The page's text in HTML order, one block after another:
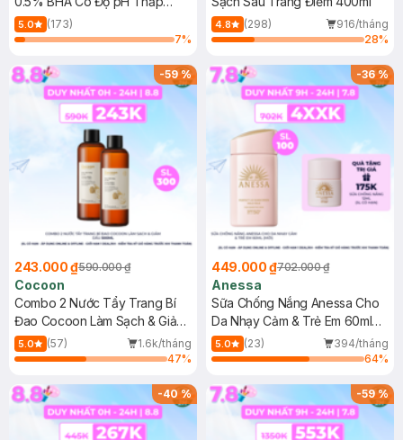
150ml
5.0
(173)
7%
4.8 (298)
916/tháng
28%
-59%
243.000 ₫590.000 ₫
Cocoon
Combo 2 Nước Tẩy Trang Bí
Đao Cocoon Làm Sạch & Giảm
Dầu 500ml
5.0 (57)
1.6k/tháng
47%
-36%
449.000 ₫702.000 ₫
Anessa
Sữa Chống Nắng Anessa Cho
Da Nhạy Cảm & Trẻ Em 60ml
(Mới)
5.0 (23)
394/tháng
64%
-40% -59%